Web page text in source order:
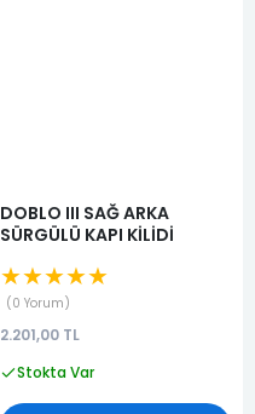
DOBLO III SAĞ ARKA
SÜRGÜLÜ KAPI KİLİDİ
★★★★★
0 Yorum
2.201,00 TL
Stokta Var